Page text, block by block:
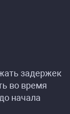
задержек
во время
начала